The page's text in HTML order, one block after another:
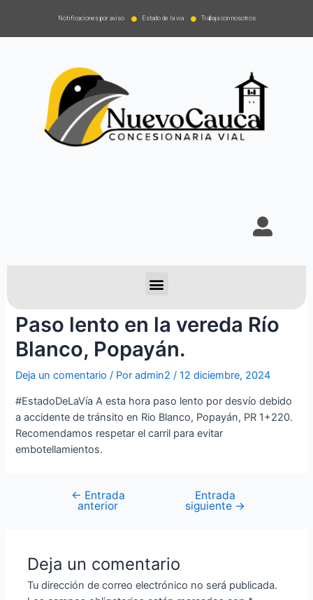
Notificaciones por aviso Estado de la via Trabaja con nosotros
Paso lento en la vereda Río
Blanco, Popayán.
Deja un comentario / Poradmin2 /12 diciembre, 2024
#EstadoDeLaVía A esta hora paso lento por desvío debido
a accidente de tránsito en Rio Blanco, Popayán, PR 1+220.
Recomendamos respetar el carril para evitar
embotellamientos.
← Entrada
anterior
Entrada
siguiente →
Deja un comentario
Tu dirección de correo electrónico no será publicada.